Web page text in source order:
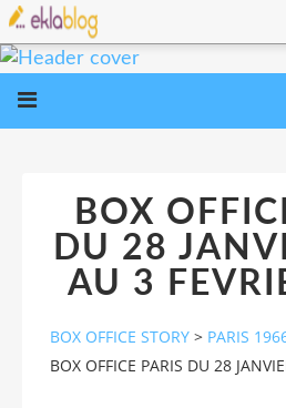
BOX
DU 28
AU 3
BOX OFFICE STORY > PARIS
BOX OFFICE PARIS DU 28